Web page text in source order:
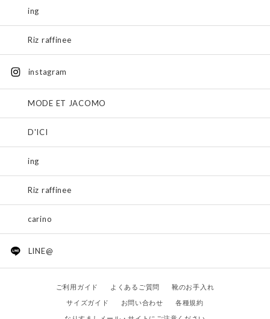
ing
Riz raffinee
instagram
MODE ET JACOMO
D'ICI
ing
Riz raffinee
carino
LINE@
ご利用ガイド よくあるご質問
靴のお手入れ
サイズガイド
お問い合わせ
各種規約